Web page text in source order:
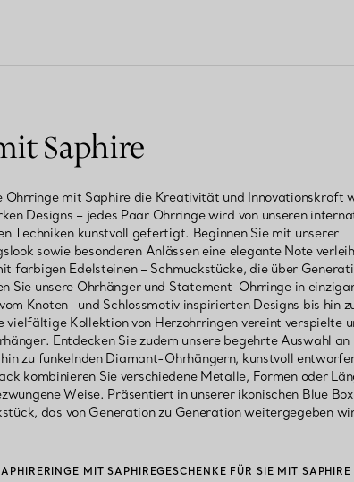
Saphire
Ohrringe mit Saphire die Kreativität und Innovationskraft
Designs – jedes Paar Ohrringe wird von unseren
Techniken kunstvoll gefertigt. Beginnen Sie mit unserer
sowie besonderen Anlässen eine elegante Note
farbigen Edelsteinen – Schmuckstücke, die über
Sie unsere Ohrhänger und Statement-Ohrringe in
Knoten- und Schlossmotiv inspirierten Designs bis hin
Kollektion von Herzohrringen vereint verspielte
Entdecken Sie zudem unsere begehrte Auswahl an
zu funkelnden Diamant-Ohrhängern, kunstvoll
kombinieren Sie verschiedene Metalle, Formen oder
Weise. Präsentiert in unserer ikonischen Blue
das von Generation zu Generation weitergegeben
RINGE MIT SAPHIREGESCHENKE FÜR SIE MIT SAPHIRE